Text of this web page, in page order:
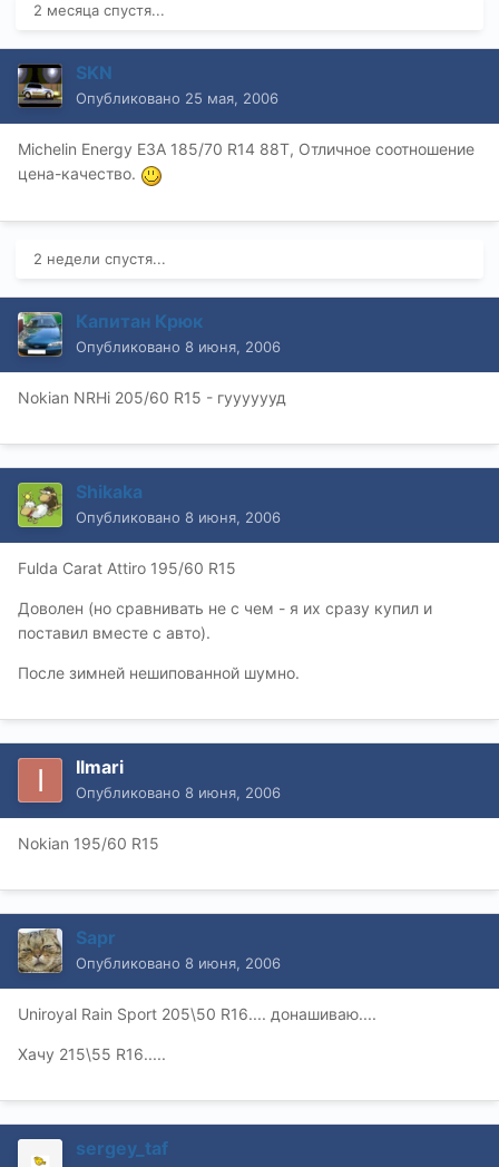
2 месяца спустя...
SKN
Опубликовано 25 мая, 2006
Michelin Energy E3A 185/70 R14 88T, Отличное соотношение
цена-качество.
2 недели спустя...
Капитан Крюк
Опубликовано 8 июня, 2006
Nokian NRHi 205/60 R15 - гууууууд
Shikaka
Опубликовано 8 июня, 2006
Fulda Carat Attiro 195/60 R15
Доволен (но сравнивать не с чем - я их сразу купил и
поставил вместе с авто).
После зимней нешипованной шумно.
Ilmari
Опубликовано 8 июня, 2006
Nokian 195/60 R15
Sapr
Опубликовано 8 июня, 2006
Uniroyal Rain Sport 205\50 R16.... донашиваю....
Хачу 215\55 R16.....
sergey_taf